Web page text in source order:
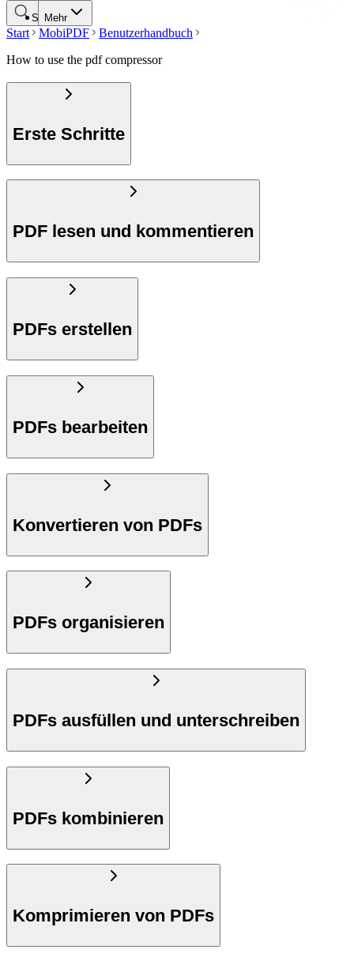
Mehr
Suche
Start MobiPDF
Benutzerhandbuch
How to use the pdf compressor
Erste Schritte
PDF lesen und kommentieren
PDFs erstellen
PDFs bearbeiten
Konvertieren von PDFs
PDFs organisieren
PDFs ausfüllen und unterschreiben
PDFs kombinieren
Komprimieren von PDFs